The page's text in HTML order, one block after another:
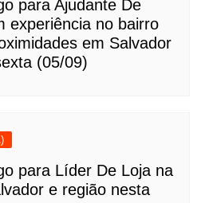
para Ajudante De
experiência no bairro
em Salvador
(05/09)
para Líder De Loja na
e região nesta